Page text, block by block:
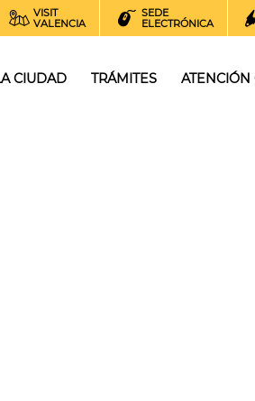
VISIT
VALENCIA
SEDE
ELECTRÓNICA
CIUDAD TRÁMITES